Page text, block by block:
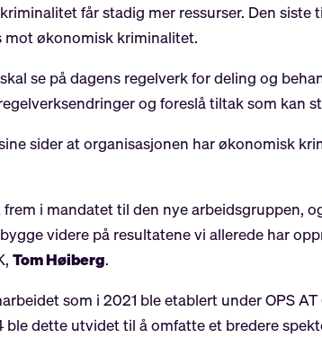
får stadig mer ressurser. Den
økonomisk kriminalitet.
se på dagens regelverk for deling og
og foreslå tiltak som kan
sider at organisasjonen har økonomisk
i mandatet til den nye arbeidsgruppen,
videre på resultatene vi allerede har
Tom Høiberg.
som i 2021 ble etablert under OPS
ble dette utvidet til å omfatte et bredere